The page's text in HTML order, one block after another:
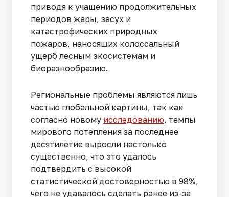
приводя к учащению продолжительных
периодов жары, засух и
катастрофических природных
пожаров, наносящих колоссальный
ущерб лесным экосистемам и
биоразнообразию.
Региональные проблемы являются лишь
частью глобальной картины, так как
согласно новому исследованию, темпы
мирового потепления за последнее
десятилетие выросли настолько
существенно, что это удалось
подтвердить с высокой
статистической достоверностью в 98%,
чего не удавалось сделать ранее из-за